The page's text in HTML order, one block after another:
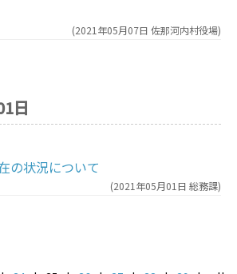
(2021年05月07日 佐那河内村役場)
日
の状況について
(2021年05月01日 総務課)